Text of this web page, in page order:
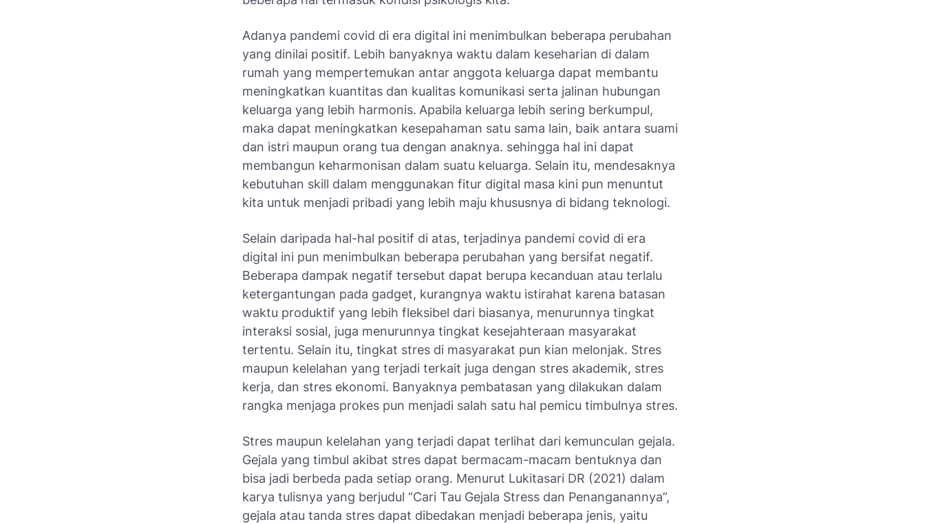
Adanya pandemi covid di era digital ini menimbulkan beberapa perubahan
yang dinilai positif. Lebih banyaknya waktu dalam keseharian di dalam
rumah yang mempertemukan antar anggota keluarga dapat membantu
meningkatkan kuantitas dan kualitas komunikasi serta jalinan hubungan
keluarga yang lebih harmonis. Apabila keluarga lebih sering berkumpul,
maka dapat meningkatkan kesepahaman satu sama lain, baik antara suami
dan istri maupun orang tua dengan anaknya. sehingga hal ini dapat
membangun keharmonisan dalam suatu keluarga. Selain itu, mendesaknya
kebutuhan skill dalam menggunakan fitur digital masa kini pun menuntut
kita untuk menjadi pribadi yang lebih maju khususnya di bidang teknologi.
Selain daripada hal-hal positif di atas, terjadinya pandemi covid di era
digital ini pun menimbulkan beberapa perubahan yang bersifat negatif.
Beberapa dampak negatif tersebut dapat berupa kecanduan atau terlalu
ketergantungan pada gadget, kurangnya waktu istirahat karena batasan
waktu produktif yang lebih fleksibel dari biasanya, menurunnya tingkat
interaksi sosial, juga menurunnya tingkat kesejahteraan masyarakat
tertentu. Selain itu, tingkat stres di masyarakat pun kian melonjak. Stres
maupun kelelahan yang terjadi terkait juga dengan stres akademik, stres
kerja, dan stres ekonomi. Banyaknya pembatasan yang dilakukan dalam
rangka menjaga prokes pun menjadi salah satu hal pemicu timbulnya stres.
Stres maupun kelelahan yang terjadi dapat terlihat dari kemunculan gejala.
Gejala yang timbul akibat stres dapat bermacam-macam bentuknya dan
bisa jadi berbeda pada setiap orang. Menurut Lukitasari DR (2021) dalam
karya tulisnya yang berjudul “Cari Tau Gejala Stress dan Penanganannya”,
gejala atau tanda stres dapat dibedakan menjadi beberapa jenis, yaitu